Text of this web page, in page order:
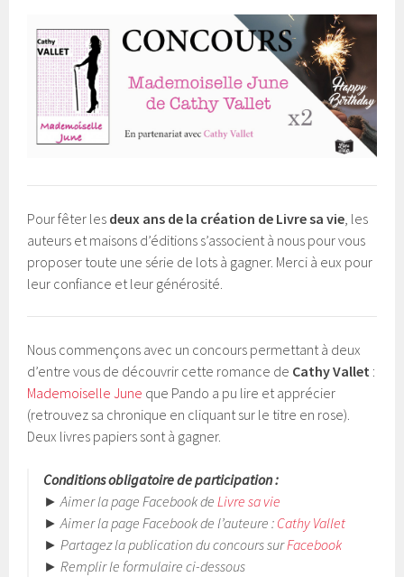
Pour fêter les deux ans de la création de Livre sa vie , les
auteurs et maisons d’éditions s’associent à nous pour vous
proposer toute une série de lots à gagner. Merci à eux pour
leur confiance et leur générosité.
Nous commençons avec un concours permettant à deux
d’entre vous de découvrir cette romance de Cathy Vallet :
Mademoiselle June que Pando a pu lire et apprécier
(retrouvez sa chronique en cliquant sur le titre en rose).
Deux livres papiers sont à gagner.
Conditions obligatoire de participation :
► Aimer la page Facebook de Livre sa vie
► Aimer la page Facebook de l’auteure : Cathy Vallet
► Partagez la publication du concours surFacebook
► Remplir le formulaire ci-dessous